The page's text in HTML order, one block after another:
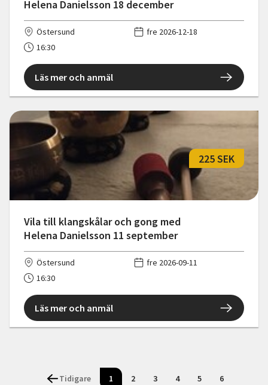
Helena Danielsson 18 december
Östersund
fre 2026-12-18
16:30
Läs mer och anmäl
Vila till klangskålar och gong med
Helena Danielsson 11 september
225 SEK
Östersund
fre 2026-09-11
16:30
Läs mer och anmäl
Tidigare 1 2 3 4 5 6